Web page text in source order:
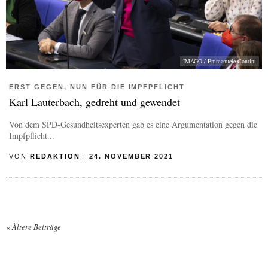
IMAGO / Emmanuele Contini
ERST GEGEN, NUN FÜR DIE IMPFPFLICHT
Karl Lauterbach, gedreht und gewendet
Von dem SPD-Gesundheitsexperten gab es eine Argumentation gegen die
Impfpflicht...
VON REDAKTION 24. NOVEMBER 2021
«Ältere Beiträge